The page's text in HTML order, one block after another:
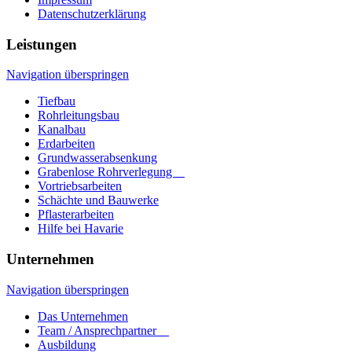
Datenschutzerklärung
Leistungen
Navigation überspringen
Tiefbau
Rohrleitungsbau
Kanalbau
Erdarbeiten
Grundwasserabsenkung
Grabenlose Rohrverlegung
Vortriebsarbeiten
Schächte und Bauwerke
Pflasterarbeiten
Hilfe bei Havarie
Unternehmen
Navigation überspringen
Das Unternehmen
Team / Ansprechpartner
Ausbildung